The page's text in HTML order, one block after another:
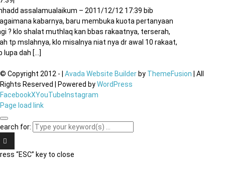
assalamualaikum – 2011/12/12 17:39 bib
kabarnya, baru membuka kuota pertanyaan
? klo shalat muthlaq kan bbas rakaatnya, terserah,
tp mslahnya, klo misalnya niat nya dr awal 10 rakaat,
lupa dah [...]
© Copyright 2012 - Avada Website Builder by ThemeFusion | All
Rights Reserved | Powered byWordPress
FacebookXYouTube Instagram
Page load link
for:
“ESC” key to close